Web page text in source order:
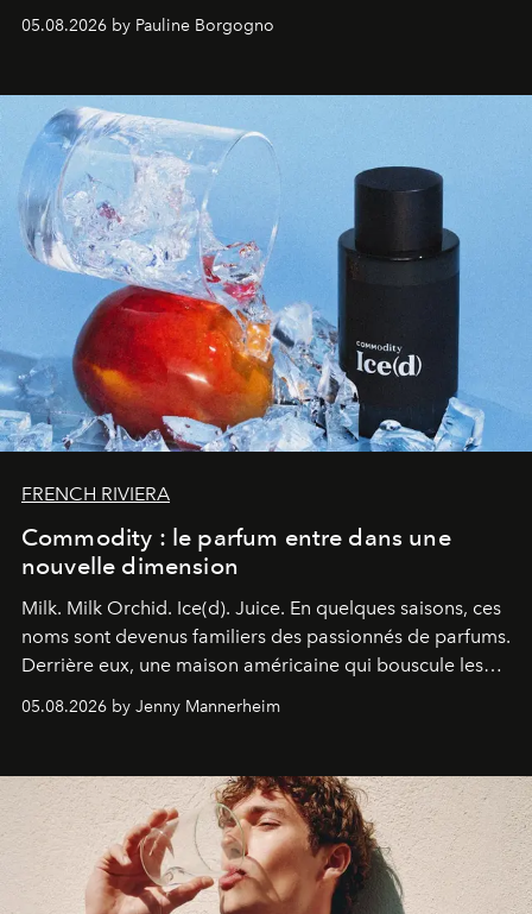
accompagner les explorations du quotidien.
05.08.2026 by Pauline Borgogno
FRENCH RIVIERA
Commodity : le parfum entre dans une
nouvelle dimension
Milk. Milk Orchid. Ice(d). Juice. En quelques saisons, ces
noms sont devenus familiers des passionnés de parfums.
Derrière eux, une maison américaine qui bouscule les
codes de la parfumerie contemporaine en proposant
une approche aussi intuitive que personnelle :
05.08.2026 by Jenny Mannerheim